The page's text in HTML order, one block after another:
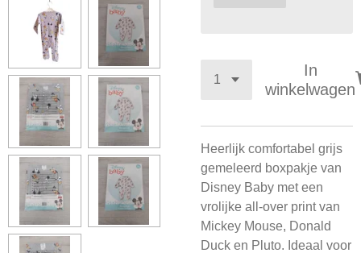
In
winkelwagen
Heerlijk comfortabel grijs
gemeleerd boxpakje van
Disney Baby met een
vrolijke all-over print van
Mickey Mouse, Donald
Duck en Pluto. Ideaal voor